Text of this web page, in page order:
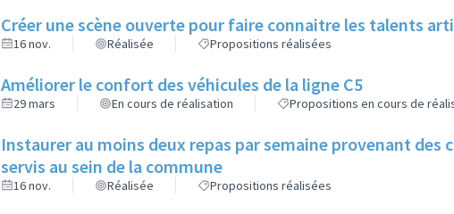
Créer une scène ouverte pour faire connaitre les talents
16 nov. Réalisée Propositions réalisées
Améliorer le confort des véhicules de la ligne C5
29 mars En cours de réalisation Propositions en cours de
Instaurer au moins deux repas par semaine provenant des
servis au sein de la commune
16 nov. Réalisée Propositions réalisées